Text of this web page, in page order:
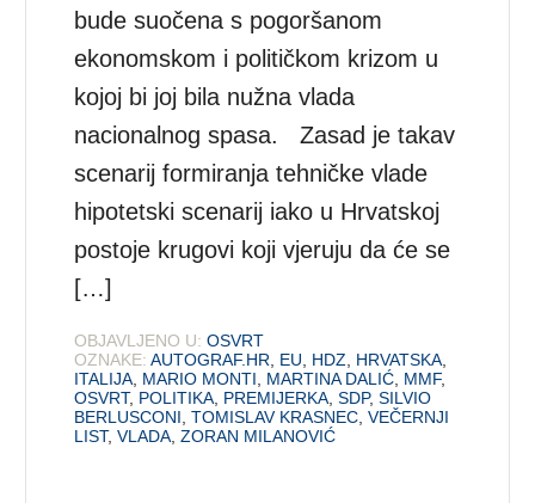
bude suočena s pogoršanom
ekonomskom i političkom krizom u
kojoj bi joj bila nužna vlada
nacionalnog spasa. Zasad je takav
scenarij formiranja tehničke vlade
hipotetski scenarij iako u Hrvatskoj
postoje krugovi koji vjeruju da će se
[…]
OBJAVLJENO U: OSVRT
OZNAKE: AUTOGRAF.HR EU HDZ HRVATSKA
ITALIJA MARIO MONTI MARTINA DALIĆ MMF,
OSVRT, POLITIKA PREMIJERKA ,SDP,SILVIO
BERLUSCONI ,TOMISLAV KRASNEC ,VEČERNJI
LIST,VLADA ,ZORAN MILANOVIĆ